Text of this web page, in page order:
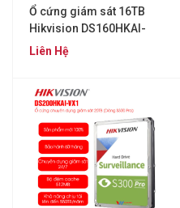
Ổ cứng giám sát 16TB
Hikvision DS160HKAI-
VX1
Liên Hệ